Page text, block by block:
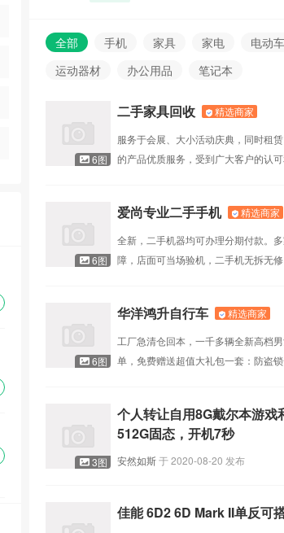
全部 手机 家具 家电 电动车
运动器材
办公用品 笔记本
6图
二手家具回收 精选商家
服务于会展、大小活动庆典，同时租
的产品优质服务，受到广大客户的认可
6图
爱尚专业二手手机 精选商家
全新，二手机器均可办理分期付款。
障，店面可当场验机，二手机无拆无
6图
华洋鸿升自行车 精选商家
工厂急清仓回本，一千多辆全新高档
单，免费赠送超值大礼包一套：防盗
3图
个人转让自用8G戴尔本游戏
512G固态，开机7秒
安然如斯于2020-08-20 发布
佳能 6D2 6D Mark II单反可